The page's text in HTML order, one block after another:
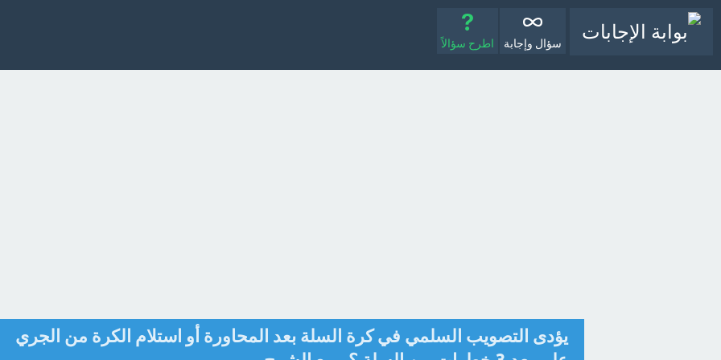
سؤال وإجابة اطرح سؤالاً
يؤدى التصويب السلمي في كرة السلة بعد المحاورة أو استلام الكرة من الجري